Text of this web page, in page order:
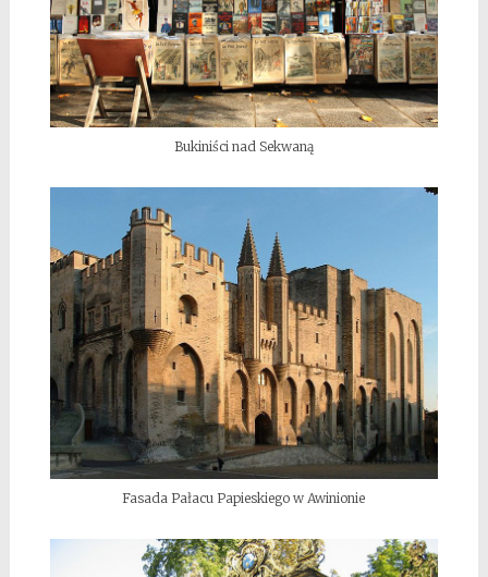
Bukiniści nad Sekwaną
Fasada Pałacu Papieskiego w Awinionie